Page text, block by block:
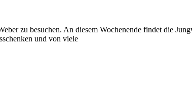
zu besuchen. An diesem Wochenende findet die
und von viele